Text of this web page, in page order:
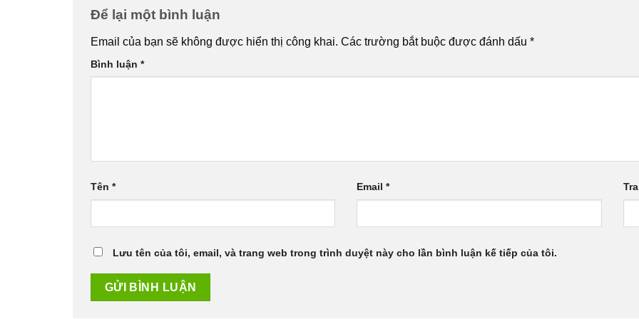
Để lại một bình luận
Email của bạn sẽ không được hiển thị công khai. Các trường bắt buộc được đánh dấu *
Bình luận *
Tên * Email*
Lưu tên của tôi, email, và trang web trong trình duyệt này cho lần bình luận kế tiếp của tôi.